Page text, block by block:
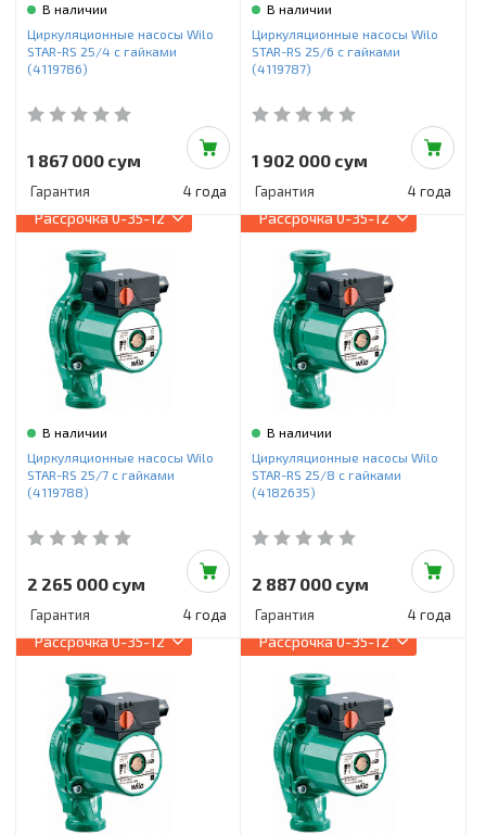
В наличии
Циркуляционные насосы Wilo
STAR-RS 25/4 с гайками
(4119786)
1 867 000 сум
Гарантия 4 года
В наличии
Циркуляционные насосы Wilo
STAR-RS 25/6 с гайками
(4119787)
1 902 000 сум
Гарантия 4 года
Рассрочка0-35-12
В наличии
Циркуляционные насосы Wilo
STAR-RS 25/7 с гайками
(4119788)
2 265 000 сум
Гарантия 4 года
Рассрочка0-35-12
В наличии
Циркуляционные насосы Wilo
STAR-RS 25/8 с гайками
(4182635)
2 887 000 сум
Гарантия 4 года
Рассрочка0-35-12 Рассрочка0-35-12